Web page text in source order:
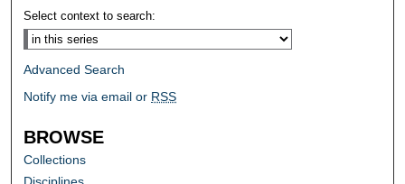
Select context to search:
Advanced Search
Notify me via email or RSS
BROWSE
Collections